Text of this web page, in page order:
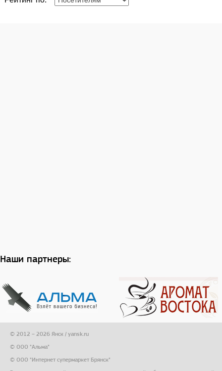
Наши партнеры:
© 2012 – 2026 Янск / yansk.ru
© ООО "Альма"
© ООО "Интернет супермаркет Брянск"